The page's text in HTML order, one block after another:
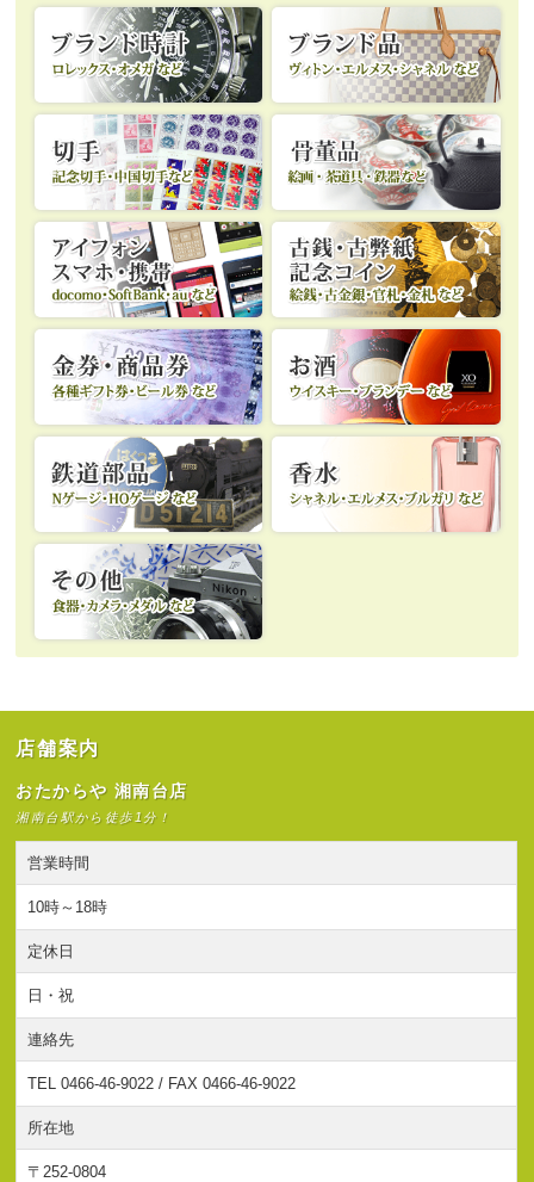
店舗案内
おたからや 湘南台店
湘南台駅から徒歩1分！
営業時間
10時～18時
定休日
日・祝
連絡先
TEL 0466-46-9022 / FAX 0466-46-9022
所在地
〒252-0804